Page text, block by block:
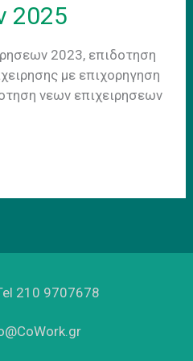
2025
2023, επιδοτηση
με επιχορηγηση
νεων επιχειρησεων
210 9707678